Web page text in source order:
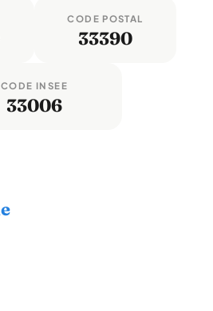
CODE POSTAL
33390
CODE INSEE
33006